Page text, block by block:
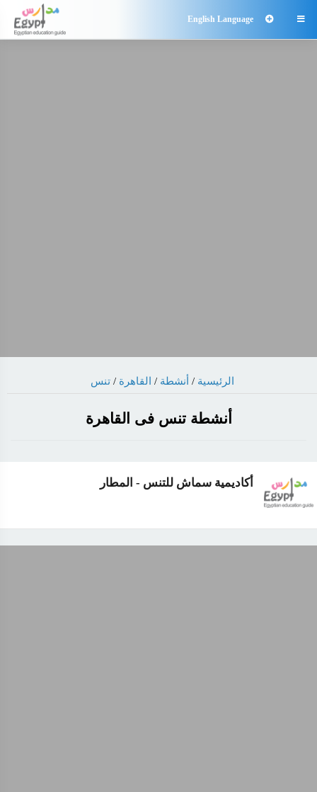

English Language
الرئيسية / أنشطة / القاهرة /تنس
أنشطة تنس فى القاهرة
أكاديمية سماش للتنس - المطار